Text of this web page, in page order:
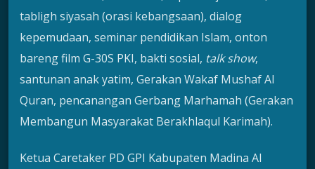
tabligh siyasah (orasi kebangsaan), dialog
kepemudaan, seminar pendidikan Islam, onton
bareng film G-30S PKI, bakti sosial, talkshow,
santunan anak yatim, Gerakan Wakaf Mushaf Al
Quran, pencanangan Gerbang Marhamah (Gerakan
Membangun Masyarakat Berakhlaqul Karimah).
Ketua Caretaker PD GPI Kabupaten Madina Al